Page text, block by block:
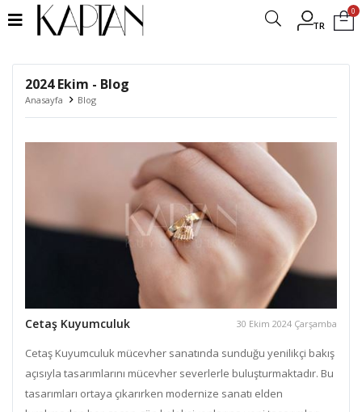
TR
0
2024 Ekim - Blog
Anasayfa Blog
Cetaş Kuyumculuk 30 Ekim 2024 Çarşamba
Cetaş Kuyumculuk mücevher sanatında sunduğu yenilikçi bakış
açısıyla tasarımlarını mücevher severlerle buluşturmaktadır. Bu
tasarımları ortaya çıkarırken modernize sanatı elden